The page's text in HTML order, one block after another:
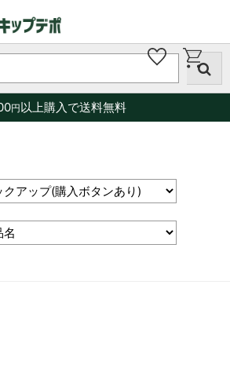
円以上購入で送料無料